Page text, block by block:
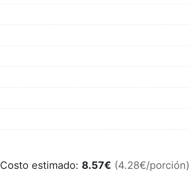
Costo estimado: 8.57€ (4.28€/porción)